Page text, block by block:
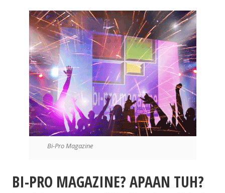
Bi-Pro Magazine
BI-PRO MAGAZINE? APAAN TUH?